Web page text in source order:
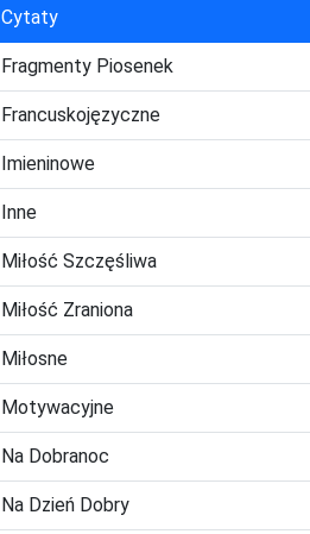
Cytaty
Fragmenty Piosenek
Francuskojęzyczne
Imieninowe
Inne
Miłość Szczęśliwa
Miłość Zraniona
Miłosne
Motywacyjne
Na Dobranoc
Na Dzień Dobry